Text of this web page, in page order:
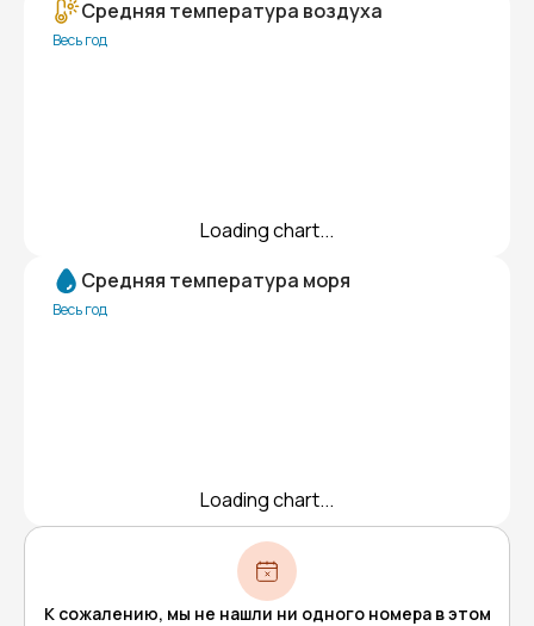
Средняя температура воздуха
Весь год
Loading chart...
Средняя температура моря
Весь год
Loading chart...
К сожалению, мы не нашли ни одного номера в этом